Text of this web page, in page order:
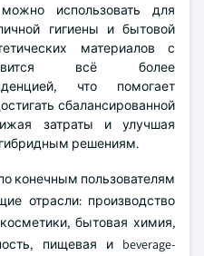
использовать для
гигиены и бытовой
материалов с
всё более
что помогает
сбалансированной
затраты и улучшая
решениям.
конечным пользователям
отрасли: производство
бытовая химия,
пищевая и beverage-